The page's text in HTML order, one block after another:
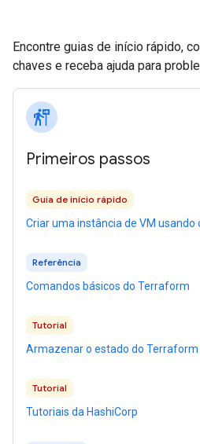
Encontre guias de início rápido,
chaves e receba ajuda para
follow_the_signs
Primeiros passos
Guia de início rápido
Criar uma instância de VM usando
Referência
Comandos básicos do Terraform
Tutorial
Armazenar o estado do Terraform
Tutorial
Tutoriais da HashiCorp